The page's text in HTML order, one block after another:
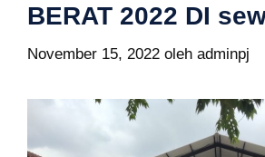
BERAT 2022 DI
November 15, 2022 oleh adminpj